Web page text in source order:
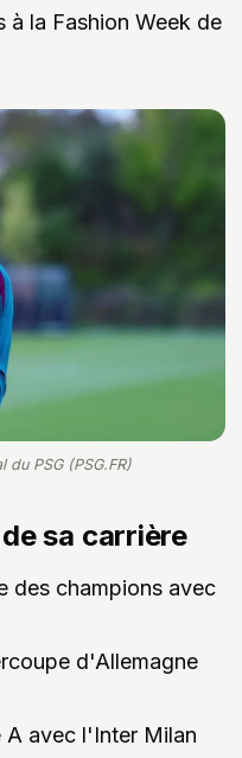
à la Fashion Week de
PSG (PSG.FR)
sa carrière
des champions avec
d'Allemagne
A avec l'Inter Milan